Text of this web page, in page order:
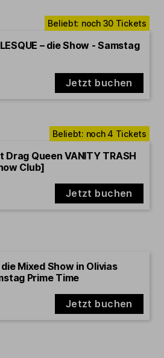
– die Show - Samstag
Jetzt buchen
Queen VANITY TRASH
Club]
Jetzt buchen
die Mixed Show in Olivias
Prime Time
Jetzt buchen